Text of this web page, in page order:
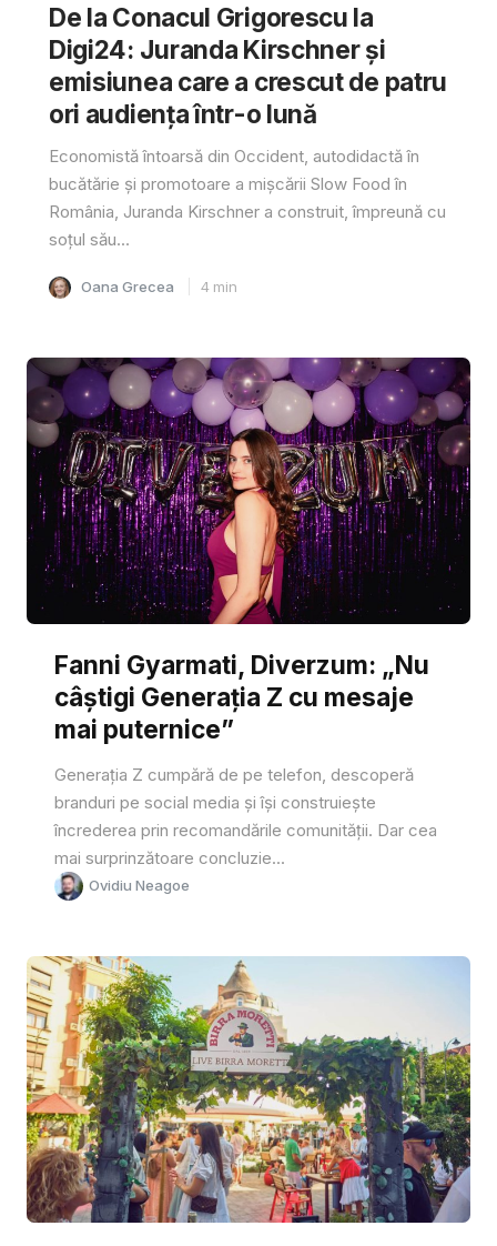
De la Conacul Grigorescu la
Digi24: Juranda Kirschner și
emisiunea care a crescut de patru
ori audiența într-o lună
Economistă întoarsă din Occident, autodidactă în
bucătărie și promotoare a mișcării Slow Food în
România, Juranda Kirschner a construit, împreună cu
soțul său...
Oana Grecea 4 min
Fanni Gyarmati, Diverzum: „Nu
câștigi Generația Z cu mesaje
mai puternice”
Generația Z cumpără de pe telefon, descoperă
branduri pe social media și își construiește
încrederea prin recomandările comunității. Dar cea
mai surprinzătoare concluzie...
Ovidiu Neagoe